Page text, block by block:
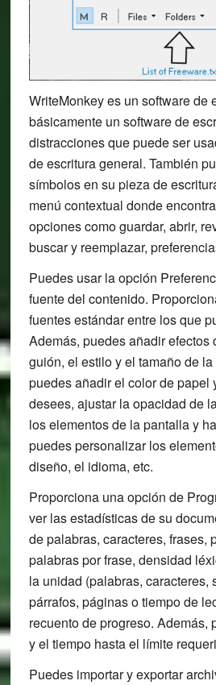
WriteMonkey es un software de
básicamente un software de
distracciones que puede ser
de escritura general. También
símbolos en su pieza de
menú contextual donde
opciones como guardar, abrir,
buscar y reemplazar,
Puedes usar la opción
fuente del contenido.
fuentes estándar entre los que
Además, puedes añadir efectos
guión, el estilo y el tamaño de
puedes añadir el color de papel
desees, ajustar la opacidad de
los elementos de la pantalla y
puedes personalizar los
diseño, el idioma, etc.
Proporciona una opción de
ver las estadísticas de su
de palabras, caracteres, frases,
palabras por frase, densidad
la unidad (palabras, caracteres,
párrafos, páginas o tiempo de
recuento de progreso. Además,
y el tiempo hasta el límite
Puedes importar y exportar